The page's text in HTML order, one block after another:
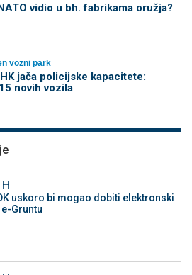
vidio u bh. fabrikama oružja?
vozni park
jača policijske kapacitete:
novih vozila
uskoro bi mogao dobiti elektronski
Gruntu